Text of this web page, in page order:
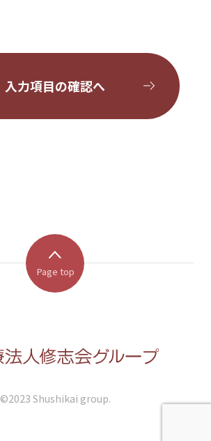
Page top
©︎2023 Shushikai group.